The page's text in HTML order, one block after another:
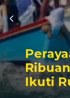
Polisi